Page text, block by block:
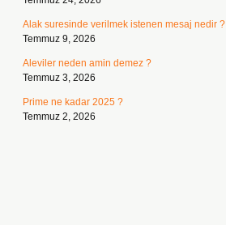
Alak suresinde verilmek istenen mesaj nedir ?
Temmuz 9, 2026
Aleviler neden amin demez ?
Temmuz 3, 2026
Prime ne kadar 2025 ?
Temmuz 2, 2026